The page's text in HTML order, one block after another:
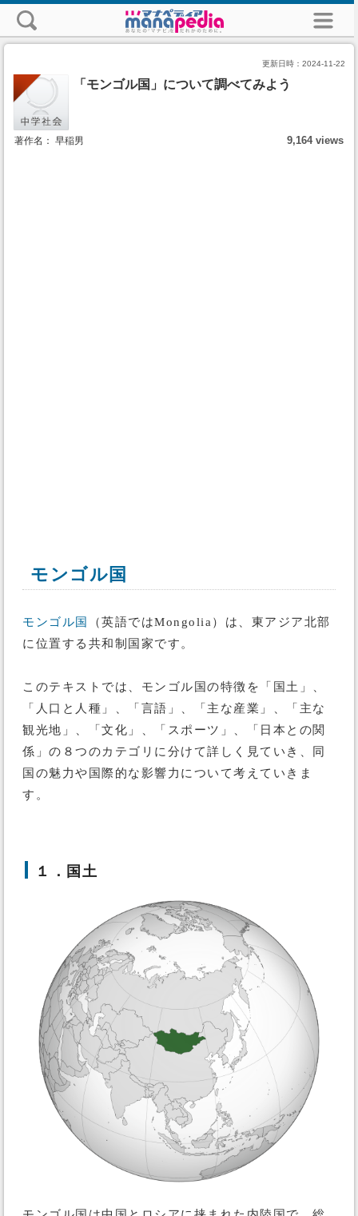
更新日時： 2024-11-22
「モンゴル国」について調べてみよう
著作名： 早稲男 9,164 views
モンゴル国
モンゴル国
（英語ではMongolia）は、東アジア北部
に位置する共和制国家です。
このテキストでは、モンゴル国の特徴を「国土」、
「人口と人種」、「言語」、「主な産業」、「主な
観光地」、「文化」、「スポーツ」、「日本との関
係」の８つのカテゴリに分けて詳しく見ていき、同
国の魅力や国際的な影響力について考えていきま
す。
１．国土